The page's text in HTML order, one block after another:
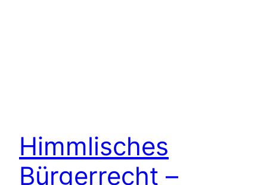
Himmlisches
Bürgerrecht –